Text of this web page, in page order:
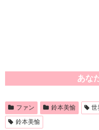
あな
ファン 鈴本美愉 世
鈴本美愉